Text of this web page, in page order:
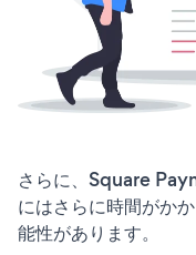
さらに、Square
にはさらに時間がか
能性があります。